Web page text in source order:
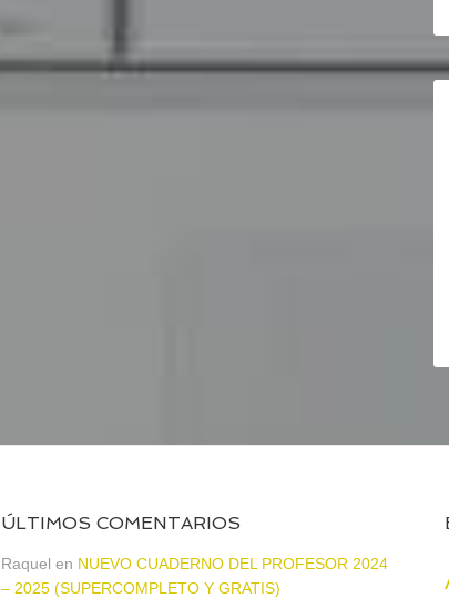
ÚLTIMOS COMENTARIOS
Raquel en NUEVO CUADERNO DEL PROFESOR 2024
– 2025 (SUPERCOMPLETO Y GRATIS)